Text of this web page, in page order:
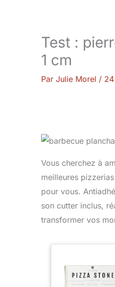
Test :
1 cm
Par Julie Morel /
Vous cherchez à
meilleures
pour vous.
son cutter inclus,
transformer vos